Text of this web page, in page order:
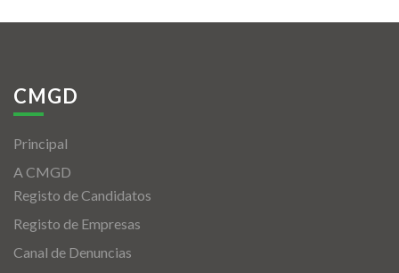
CMGD
Principal
A CMGD
Registo de Candidatos
Registo de Empresas
Canal de Denuncias